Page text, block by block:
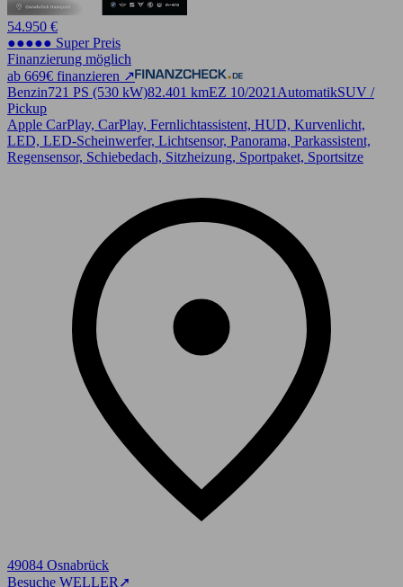
54.950 €
●●●●● Super Preis
Finanzierung möglich
ab 669€ finanzieren ↗
Benzin721 PS (530 kW)82.401 kmEZ 10/2021 AutomatikSUV /
Pickup
Apple CarPlay, CarPlay, Fernlichtassistent, HUD, Kurvenlicht,
LED, LED-Scheinwerfer, Lichtsensor, Panorama, Parkassistent,
Regensensor, Schiebedach, Sitzheizung, Sportpaket, Sportsitze
49084 Osnabrück
Besuche WELLER ➚